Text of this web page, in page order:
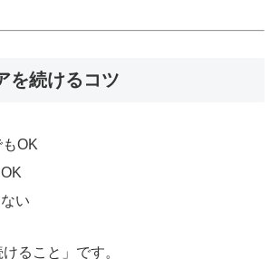
を続けるコツ
OK
い
ること」です。